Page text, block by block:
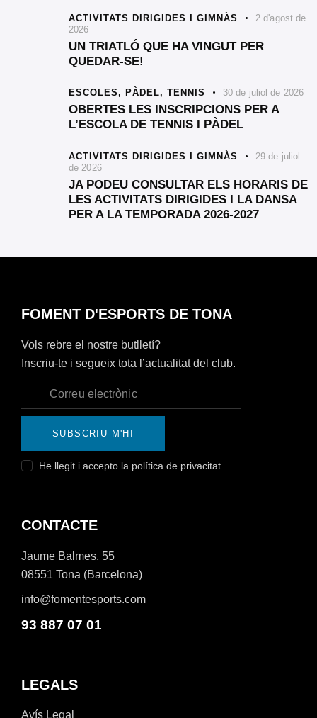
ACTIVITATS DIRIGIDES I GIMNÀS
2 d'agost de
2026
UN TRIATLÓ QUE HA VINGUT PER
QUEDAR-SE!
ESCOLES, PÀDEL, TENNIS 30 de juliol de 2026
OBERTES LES INSCRIPCIONS PER A
L’ESCOLA DE TENNIS I PÀDEL
ACTIVITATS DIRIGIDES I GIMNÀS
29 de juliol
de 2026
JA PODEU CONSULTAR ELS HORARIS DE
LES ACTIVITATS DIRIGIDES I LA DANSA
PER A LA TEMPORADA 2026-2027
FOMENT D'ESPORTS DE TONA
Vols rebre el nostre butlletí?
Inscriu-te i segueix tota l’actualitat del club.
SUBSCRIU-M'HI
He llegit i accepto la política de privacitat
CONTACTE
Jaume Balmes, 55
08551 Tona (Barcelona)
info@fomentesports.com
93 887 07 01
LEGALS
Avís Legal